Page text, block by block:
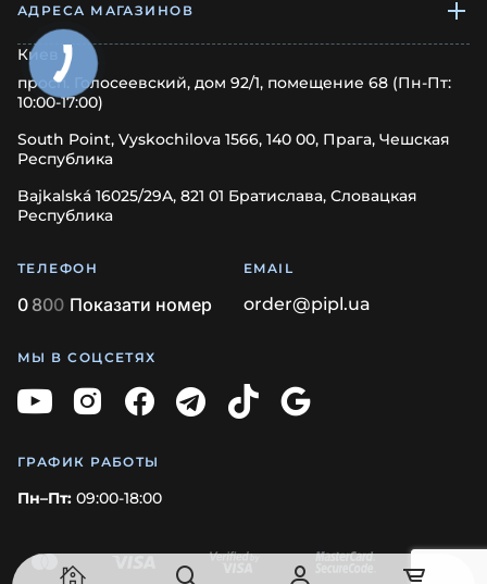
АДРЕСА МАГАЗИНОВ
Киев
просп. Голосеевский, дом 92/1, помещение 68 (Пн-Пт:
10:00-17:00)
South Point, Vyskochilova 1566, 140 00, Прага, Чешская
Республика
Bajkalská 16025/29A, 821 01 Братислава, Словацкая
Республика
ТЕЛЕФОН
0 800 Показати номер
EMAIL
order@pipl.ua
МЫ В СОЦСЕТЯХ
ГРАФИК РАБОТЫ
Пн–Пт: 09:00-18:00